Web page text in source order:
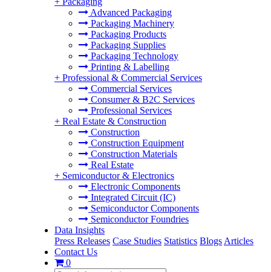
Advanced Packaging
Packaging Machinery
Packaging Products
Packaging Supplies
Packaging Technology
Printing & Labelling
+ Professional & Commercial Services
Commercial Services
Consumer & B2C Services
Professional Services
+ Real Estate & Construction
Construction
Construction Equipment
Construction Materials
Real Estate
+ Semiconductor & Electronics
Electronic Components
Integrated Circuit (IC)
Semiconductor Components
Semiconductor Foundries
Data Insights
Press Releases Case Studies Statistics Blogs Articles
Contact Us
0